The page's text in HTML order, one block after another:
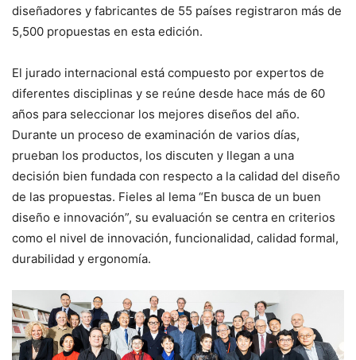
diseñadores y fabricantes de 55 países registraron más de
5,500 propuestas en esta edición.
El jurado internacional está compuesto por expertos de
diferentes disciplinas y se reúne desde hace más de 60
años para seleccionar los mejores diseños del año.
Durante un proceso de examinación de varios días,
prueban los productos, los discuten y llegan a una
decisión bien fundada con respecto a la calidad del diseño
de las propuestas. Fieles al lema “En busca de un buen
diseño e innovación”, su evaluación se centra en criterios
como el nivel de innovación, funcionalidad, calidad formal,
durabilidad y ergonomía.